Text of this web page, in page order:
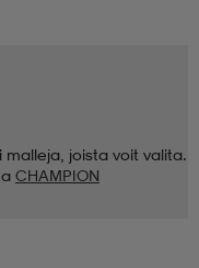
malleja, joista voit valita.
CHAMPION